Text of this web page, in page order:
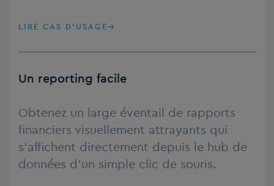
LIRE CAS D'USAGE
Un reporting facile
Obtenez un large éventail de rapports
financiers visuellement attrayants qui
s’affichent directement depuis le hub de
données d’un simple clic de souris.